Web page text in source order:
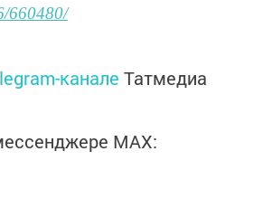
660480/
канале Татмедиа
MАХ: